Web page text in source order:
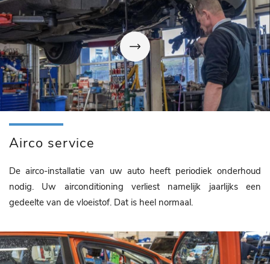
Airco service
De airco-installatie van uw auto heeft periodiek onderhoud
nodig. Uw airconditioning verliest namelijk jaarlijks een
gedeelte van de vloeistof. Dat is heel normaal.